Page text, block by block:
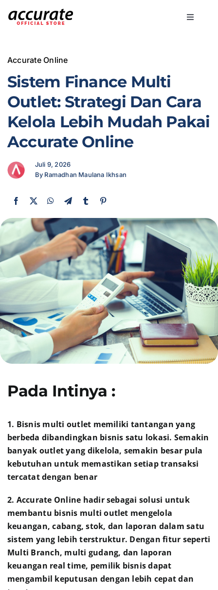
Toggle
Bisnis
Fitur
Harga
Promo
Marketing
Presentasi
Daftar
Login
Accurate Online
Sistem Finance Multi
Outlet: Strategi Dan Cara
Kelola Lebih Mudah Pakai
Accurate Online
Juli 9, 2026
By Ramadhan Maulana Ikhsan
Pada Intinya :
1. Bisnis multi outlet memiliki tantangan yang
berbeda dibandingkan bisnis satu lokasi. Semakin
banyak outlet yang dikelola, semakin besar pula
kebutuhan untuk memastikan setiap transaksi
tercatat dengan benar
2. Accurate Online hadir sebagai solusi untuk
membantu bisnis multi outlet mengelola
keuangan, cabang, stok, dan laporan dalam satu
sistem yang lebih terstruktur. Dengan fitur seperti
Multi Branch, multi gudang, dan laporan
keuangan real time, pemilik bisnis dapat
mengambil keputusan dengan lebih cepat dan